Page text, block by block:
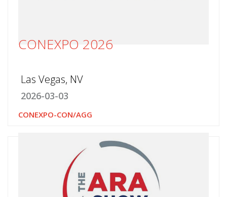
CONEXPO 2026
Las Vegas, NV
2026-03-03
CONEXPO-CON/AGG